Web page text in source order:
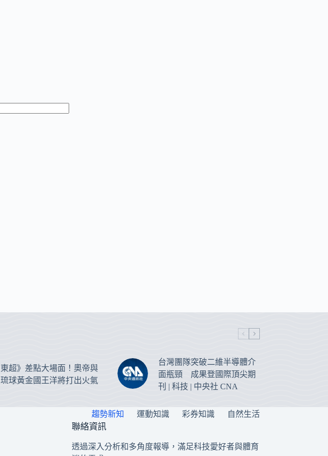
東超》差點大場面！奧帝與
琉球黃金國王洋將打出火氣
台灣團隊突破二維半導體介
面瓶頸 成果登國際頂尖期
刊 | 科技 | 中央社 CNA
趨勢新知 運動知識 彩券知識 自然生活
聯絡資訊
透過深入分析和多角度報導，滿足科技愛好者與體育